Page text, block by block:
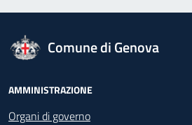
logo Unione Europea
Comune di Genova
Footer - Navigazione
AMMINISTRAZIONE
Organi di governo